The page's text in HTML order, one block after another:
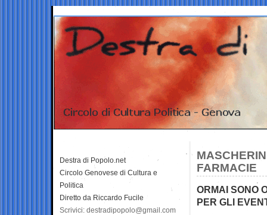
FARMACIE
ORMAI SONO
PER GLI
Destra di Popolo.net
Circolo Genovese di Cultura e
Politica
Diretto da Riccardo Fucile
Scrivici: destradipopolo@gmail.com